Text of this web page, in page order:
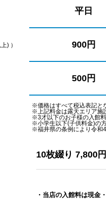
平日
) ） 900円
500円
※価格はすべて税込表記と
※上記料金は露天エリア施
※3才以下のお子様の入館料
※小学生以下(子供料金)の
※福井県の条例により令和
10枚綴り 7,800円
・当店の入館料は現金